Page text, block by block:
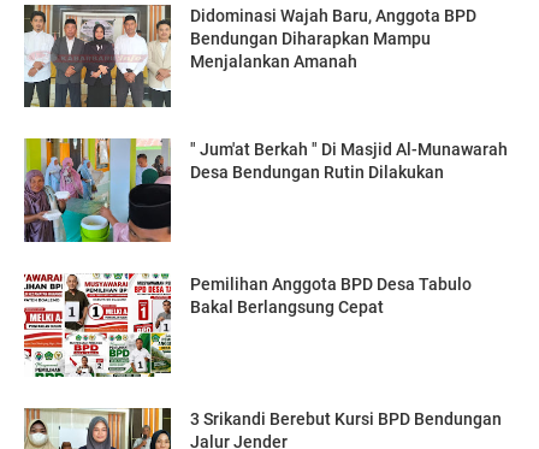
Didominasi Wajah Baru, Anggota BPD
Bendungan Diharapkan Mampu
Menjalankan Amanah
" Jum'at Berkah " Di Masjid Al-Munawarah
Desa Bendungan Rutin Dilakukan
Pemilihan Anggota BPD Desa Tabulo
Bakal Berlangsung Cepat
3 Srikandi Berebut Kursi BPD Bendungan
Jalur Jender